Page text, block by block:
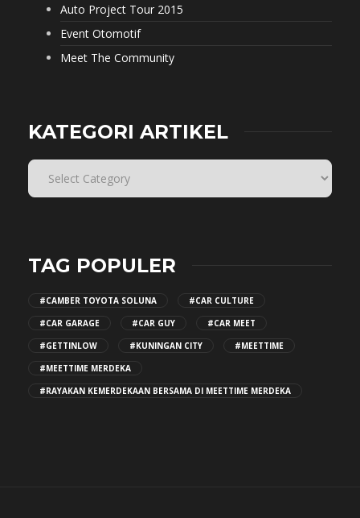
Auto Project Tour 2015
Event Otomotif
Meet The Community
KATEGORI ARTIKEL
TAG POPULER
#CAMBER TOYOTA SOLUNA
#CAR CULTURE
#CAR GARAGE
#CAR GUY
#CAR MEET
#GETTINLOW
#KUNINGAN CITY
#MEETTIME
#MEETTIME MERDEKA
#RAYAKAN KEMERDEKAAN BERSAMA DI MEETTIME MERDEKA